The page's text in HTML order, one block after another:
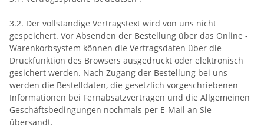
3.2. Der vollständige Vertragstext wird von uns nicht
gespeichert. Vor Absenden der Bestellung über das Online -
Warenkorbsystem können die Vertragsdaten über die
Druckfunktion des Browsers ausgedruckt oder elektronisch
gesichert werden. Nach Zugang der Bestellung bei uns
werden die Bestelldaten, die gesetzlich vorgeschriebenen
Informationen bei Fernabsatzverträgen und die Allgemeinen
Geschäftsbedingungen nochmals per E-Mail an Sie
übersandt.